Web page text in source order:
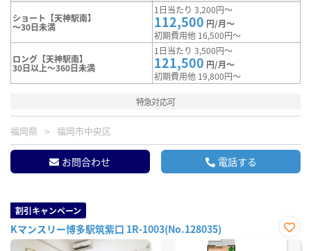
ショート【天神駅南】
～30日未満
1日当たり 3,200円～
112,500 円/月～
初期費用他 16,500円～
ロング【天神駅南】
30日以上～360日未満
1日当たり 3,500円～
121,500 円/月～
初期費用他 19,800円～
特急対応可
福岡県 福岡市中央区
お問合わせ 電話する
割引キャンペーン
Kマンスリー博多駅筑紫口 1R-1003(No.128035)
お気